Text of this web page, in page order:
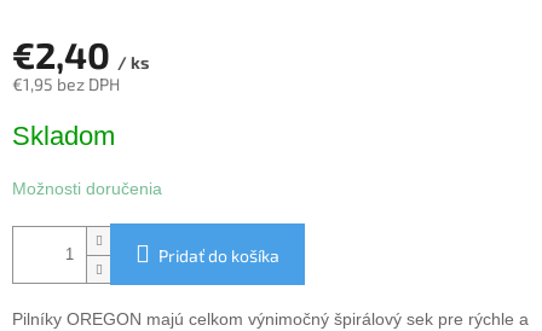
€2,40 / ks
€1,95 bez DPH
cena:
Skladom
Možnosti doručenia
Pridať do košíka
Pilníky OREGON majú celkom výnimočný špirálový sek pre rýchle a